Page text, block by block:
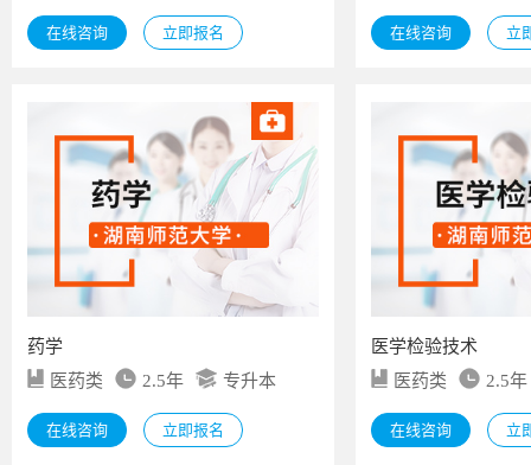
在线咨询 立即报名 在线咨询 立
药学
医药类
2.5年 专升本
在线咨询 立即报名
医学检验技术
医药类
2.5年
在线咨询 立